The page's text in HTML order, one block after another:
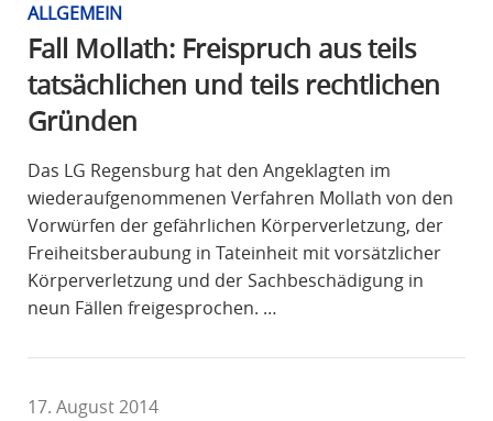
ALLGEMEIN
Fall Mollath: Freispruch aus teils
tatsächlichen und teils rechtlichen
Gründen
Das LG Regensburg hat den Angeklagten im
wiederaufgenommenen Verfahren Mollath von den
Vorwürfen der gefährlichen Körperverletzung, der
Freiheitsberaubung in Tateinheit mit vorsätzlicher
Körperverletzung und der Sachbeschädigung in
neun Fällen freigesprochen. …
17. August 2014